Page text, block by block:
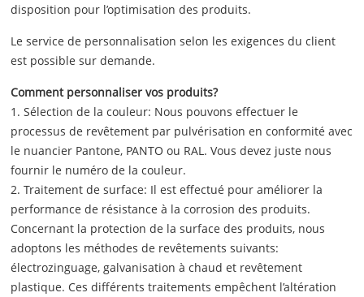
disposition pour l’optimisation des produits.
Le service de personnalisation selon les exigences du client
est possible sur demande.
Comment personnaliser vos produits?
1. Sélection de la couleur: Nous pouvons effectuer le
processus de revêtement par pulvérisation en conformité avec
le nuancier Pantone, PANTO ou RAL. Vous devez juste nous
fournir le numéro de la couleur.
2. Traitement de surface: Il est effectué pour améliorer la
performance de résistance à la corrosion des produits.
Concernant la protection de la surface des produits, nous
adoptons les méthodes de revêtements suivants:
électrozinguage, galvanisation à chaud et revêtement
plastique. Ces différents traitements empêchent l’altération